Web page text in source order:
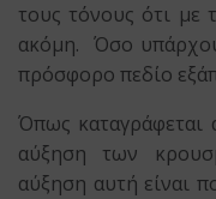
τους τόνους ότι με
ακόμη. Όσο
πρόσφορο πεδίο
Όπως καταγράφεται
αύξηση των
αύξηση αυτή είναι